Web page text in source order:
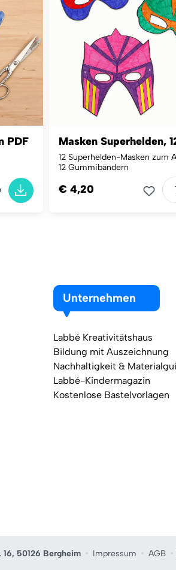
PDF Masken Superhelden,
12 Superhelden-Masken zum
12 Gummibändern
€ 4,20
Unternehmen
Labbé Kreativitätshaus
Bildung mit Auszeichnung
Nachhaltigkeit &
Labbé-Kindermagazin
Kostenlose Bastelvorlagen
50126 Bergheim Impressum AGB